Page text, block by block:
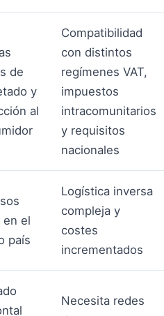
de
y
al
Compatibilidad
con distintos
regímenes VAT,
impuestos
intracomunitarios
y requisitos
nacionales
en el
país
Logística inversa
compleja y
costes
incrementados
Necesita redes